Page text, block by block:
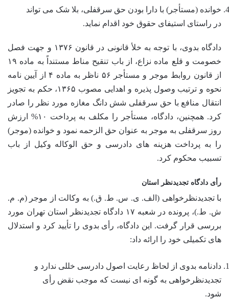
خوانده (مستأجر) با دارا بودن حق سرقفلی، بلا شک می تواند
در راستای استیفای حقوق خود اقدام نماید.
دادگاه بدوی، با توجه به خلأ قانونی در قانون ۱۳۷۶ و جهت فصل
خصومت و قلع ماده نزاع، از باب تنقیح مناط مستنداً به ماده ۱۹
از قانون روابط موجر و مستأجر ۵۶ ناظر به ماده ۴ از آیین نامه
نحوه و ترتیب وصول پذیره و اهدایی مصوب ۱۳۶۵، حکم به تجویز
انتقال منافع با حق سرقفلی شش دانگ مغازه مورد نظر را صادر
کرد. همچنین، دادگاه، مستأجر را مکلف به پرداخت ۱۰% ارزش
روز سرقفلی به موجر به عنوان حق الزحمه نمود و خوانده (موجر)
را به پرداخت هزینه های دادرسی و حق الوکاله وکیل از باب
تسبیب محکوم کرد.
رأی دادگاه تجدیدنظر استان
با تجدیدنظرخواهی (الف. ی. س. ط. ق.) به وکالت از موجر (م. م.
ش. ط.)، پرونده در شعبه ۱۷ دادگاه تجدیدنظر استان تهران مورد
بررسی قرار گرفت. این دادگاه، رأی بدوی را تأیید کرد و استدلال
های تکمیلی خود را ارائه داد:
دادنامه بدوی از لحاظ رعایت اصول دادرسی خللی ندارد و
تجدیدنظرخواهی به گونه ای نیست که موجب نقض رأی
شود.